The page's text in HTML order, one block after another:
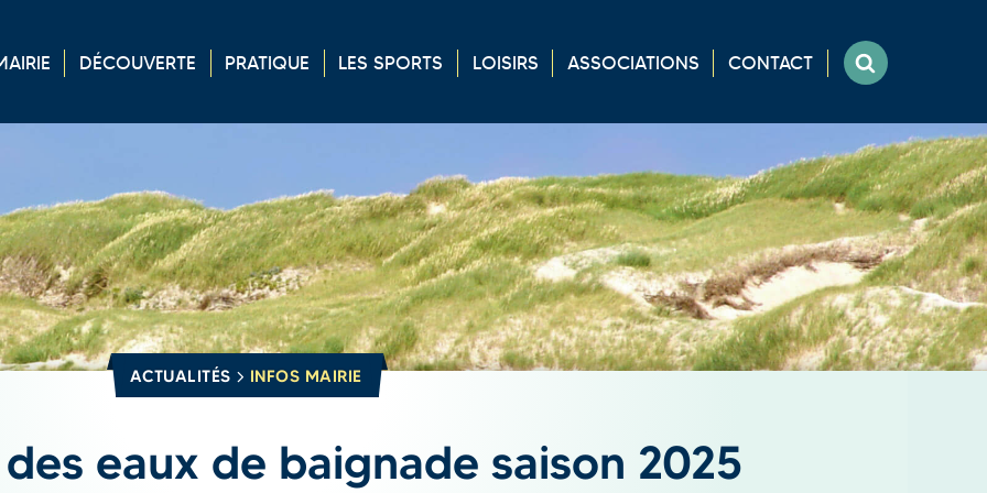
DÉCOUVERTE PRATIQUE LESSPORTS LOISIRS ASSOCIATIONS CONTACT
ACTUALITÉS INFOS MAIRIE
eaux de baignade saison 2025